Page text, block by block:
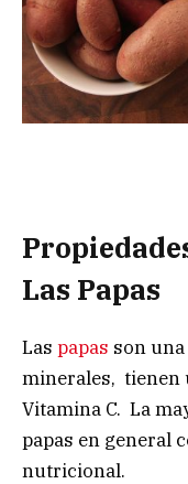
Las Papas
Las papas son
minerales, tienen
Vitamina C. La
papas en general
nutricional.